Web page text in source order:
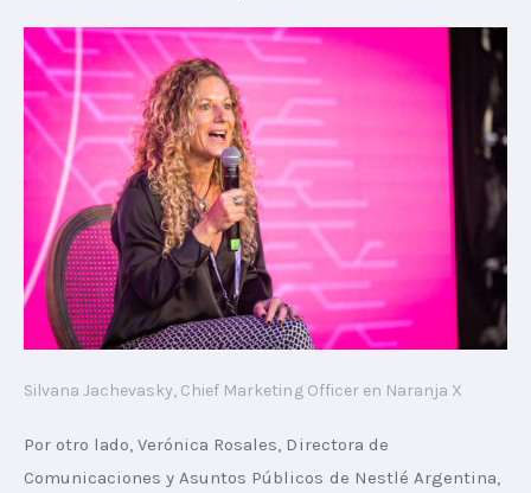
Silvana Jachevasky, Chief Marketing Officer en Naranja X
Por otro lado, Verónica Rosales, Directora de
Comunicaciones y Asuntos Públicos de Nestlé Argentina,